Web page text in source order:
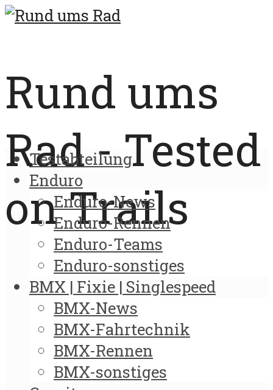
Rund ums
Rad - Tested
on Trails
Testabteilung
Enduro
Enduro-News
Enduro-Rennen
Enduro-Teams
Enduro-sonstiges
BMX | Fixie | Singlespeed
BMX-News
BMX-Fahrtechnik
BMX-Rennen
BMX-sonstiges